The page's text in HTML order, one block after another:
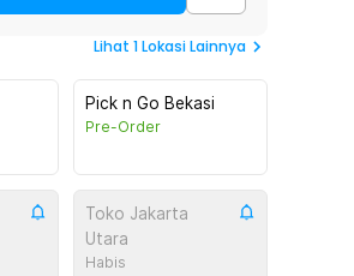
Lihat 1Lokasi Lainnya
Pick n Go Bekasi
Pre-Order
Toko Jakarta
Utara
Habis